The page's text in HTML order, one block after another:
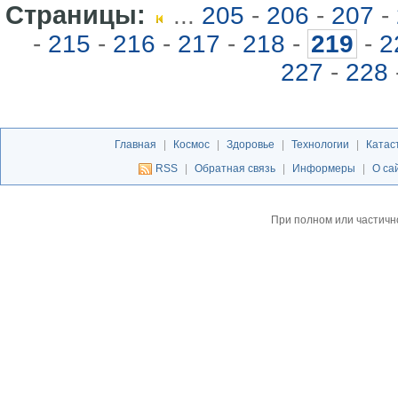
Страницы: ... 205 - 206 - 207 -
- 215 - 216 - 217 - 218 - 219 -
227 - 228
Главная Космос Здоровье Технологии
RSS
Обратная связь Информеры О
При полном или